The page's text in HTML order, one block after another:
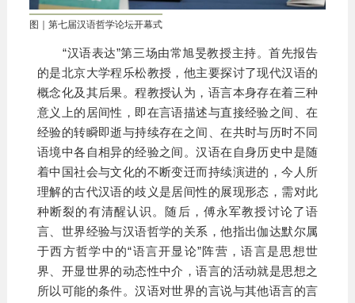
图｜第七届汉语哲学论坛开幕式
“汉语表达”第三场由常旭旻教授主持。首先报告
的是北京大学程乐松教授，他主要探讨了现代汉语的
概念化及其后果。程教授认为，语言本身存在着三种
意义上的居间性，即在言语描述与直接经验之间、在
经验的转瞬即逝与持续存在之间、在共时与历时不同
语境中各自相异的经验之间。汉语在自身历史中是随
着中国社会与文化的不断变迁而持续演进的，今人所
理解的古代汉语的歧义是居间性的展现形态，需对此
种断裂的有清醒认识。随后，傅永军教授讨论了语
言、世界经验与汉语哲学的关系，他指出伽达默尔属
于西方哲学中的“语言开显论”阵营，语言是思想世
界、开显世界的动态性中介，语言的活动就是思想之
所以可能的条件。汉语对世界的言说与其他语言的言